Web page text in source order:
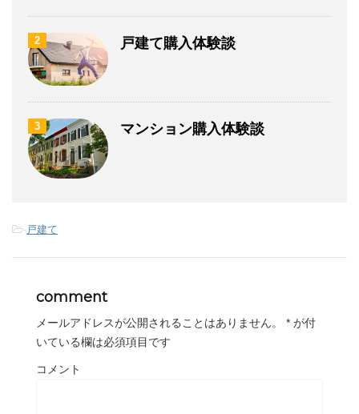
2 戸建て購入体験談
3 マンション購入体験談
-戸建て
comment
メールアドレスが公開されることはありません。 * が付
いている欄は必須項目です
コメント